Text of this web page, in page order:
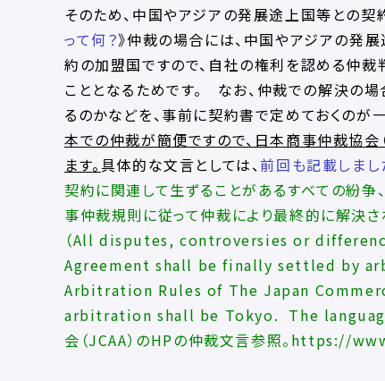
そのため、中国やアジアの発展途上国等との契
って何？》仲裁の場合には、中国やアジアの発
約の加盟国ですので、自社の権利を認める仲裁
こととなるためです。 なお、仲裁での解決の
るのかなどを、事前に契約書で定めておくのが
本での仲裁が簡便ですので、日本商事仲裁協会
ます。具体的な文言としては、前回も記載しまし
契約に関連して生ずることがあるすべての紛
事仲裁規則に従って仲裁により最終的に解決さ
（All disputes, controversies or
Agreement shall be finally settled by
Arbitration Rules of The Japan
arbitration shall be Tokyo. The
会（JCAA）のHPの仲裁文言参照。 https://